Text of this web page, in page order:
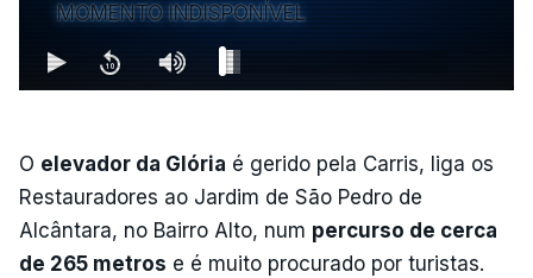
MOMENTO INDISPONÍVEL
O elevador da Glória é gerido pela Carris, liga os
Restauradores ao Jardim de São Pedro de
Alcântara, no Bairro Alto, num percurso de cerca
de 265 metros e é muito procurado por turistas.